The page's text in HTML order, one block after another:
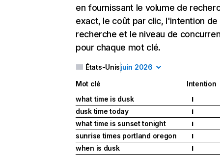
en fournissant le volume de
exact, le coût par clic, l'intention de
recherche et le niveau de
pour chaque mot clé.
États-Unisjuin 2026
Mot clé
Intention
what time is dusk
I
dusk time today I
what time is sunset tonight I
sunrise times portland oregon I
when is dusk I